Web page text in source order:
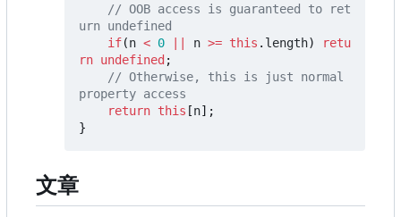
// OOB access is guaranteed to ret
if(n < 0 || n >= this . length)
retu
rn undefined;
// Otherwise, this is just normal
return this [n];
}
文章